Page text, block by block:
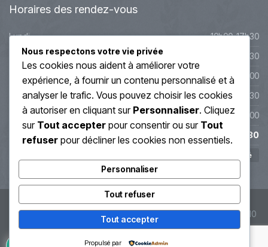
Horaires des rendez-vous
Lundi
10h00-17h30
Mardi
10h00-17h30
Mercredi
9h45-20h00
Jeudi
10h00-19h30
Vendredi
10h00-19h00
Samedi
10h00-17h30
Fermé
© Soin Énergétique Lyon 2019 - Régis Grand - SIRET : 407 913 110
00059
Nous respectons votre vie privée
Les cookies nous aident à améliorer votre
expérience, à fournir un contenu personnalisé et à
analyser le trafic. Vous pouvez choisir les cookies
à autoriser en cliquant sur Personnaliser. Cliquez
sur Tout accepter pour consentir ou sur Tout
refuser pour décliner les cookies non essentiels.
Personnaliser
Tout refuser
Tout accepter
Propulsé par